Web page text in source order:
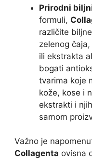
Prirodni
formuli,
različite
zelenog
ili ekstrakta
bogati
tvarima koje
kože, kose i
ekstrakti i
samom
Važno je
Collagenta ovisna